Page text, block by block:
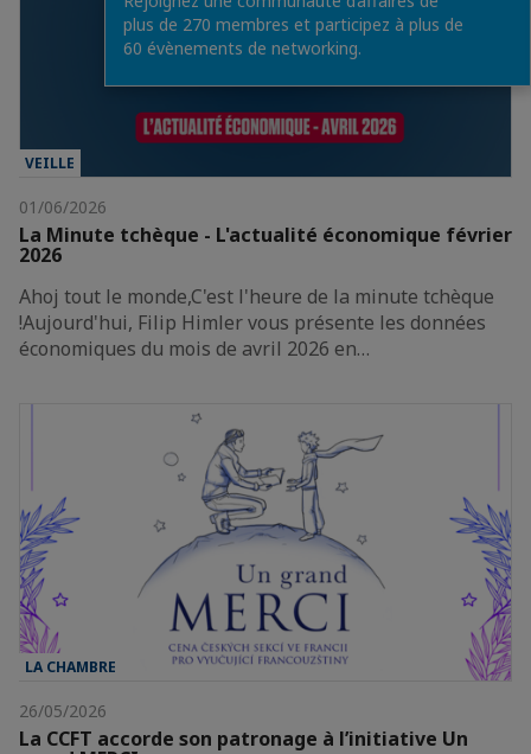
VEILLE
01/06/2026
La Minute tchèque - L'actualité économique février
2026
Ahoj tout le monde,C'est l'heure de la minute tchèque
!Aujourd'hui, Filip Himler vous présente les données
économiques du mois de avril 2026 en…
LA CHAMBRE
26/05/2026
La CCFT accorde son patronage à l’initiative Un
plus de 270 membres et participez à plus de
60 évènements de networking.